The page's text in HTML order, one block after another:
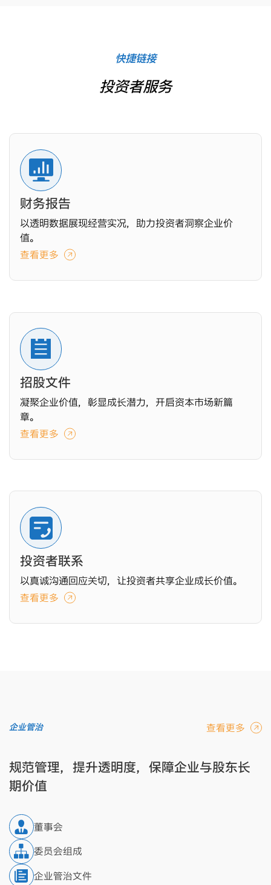
快捷链接
投资者服务
财务报告
以透明数据展现经营实况，助力投资者洞察企业价
值。
查看更多
招股文件
凝聚企业价值，彰显成长潜力，开启资本市场新篇
章。
查看更多
投资者联系
以真诚沟通回应关切，让投资者共享企业成长价值。
查看更多
企业管治 查看更多
规范管理，提升透明度，保障企业与股东长
期价值
董事会
委员会组成
企业管治文件